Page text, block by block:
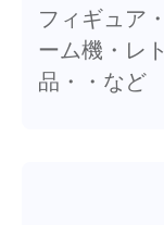
フィギュア
ーム機・レ
品・・など